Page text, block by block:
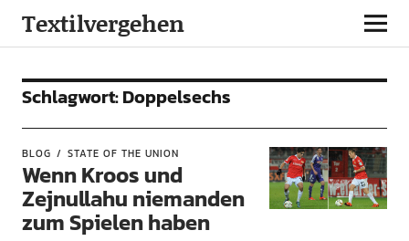
Textilvergehen
Schlagwort:Doppelsechs
BLOG STATE OF THE UNION
Wenn Kroos und
Zejnullahu niemanden
zum Spielen haben